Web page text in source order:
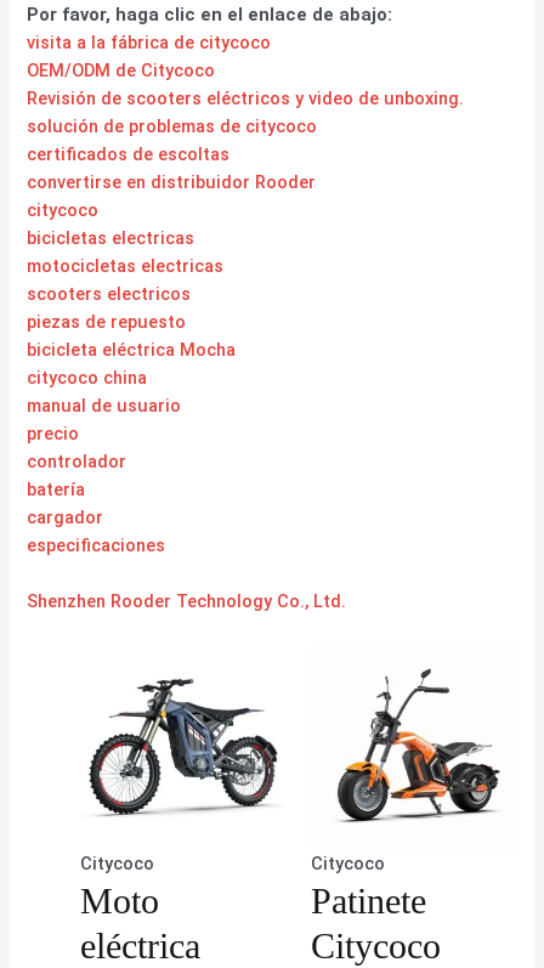
Por favor, haga clic en el enlace de abajo:
visita a la fábrica de citycoco
OEM/ODM de Citycoco
Revisión de scooters eléctricos y video de unboxing.
solución de problemas de citycoco
certificados de escoltas
convertirse en distribuidor Rooder
citycoco
bicicletas electricas
motocicletas electricas
scooters electricos
piezas de repuesto
bicicleta eléctrica Mocha
citycoco china
manual de usuario
precio
controlador
batería
cargador
especificaciones
Shenzhen Rooder Technology Co., Ltd.
Citycoco
Moto
eléctrica
Citycoco
Patinete
Citycoco